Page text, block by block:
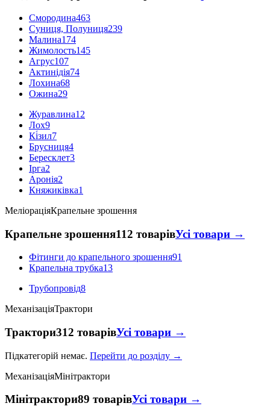
Смородина463
Суниця, Полуниця239
Малина174
Жимолость145
Агрус107
Актинідія74
Лохина68
Ожина29
Журавлина12
Лох9
Кі́зил7
Брусниця4
Бересклет3
Ірга2
Аронія2
Княжиківка1
МеліораціяКрапельне зрошення
Крапельне зрошення112 товарівУсі товари →
Фітинги до крапельного зрошення91
Крапельна трубка13
Трубопровід8
МеханізаціяТрактори
Трактори312 товарівУсі товари →
Підкатегорій немає. Перейти до розділу →
МеханізаціяМінітрактори
Мінітрактори89 товарівУсі товари →